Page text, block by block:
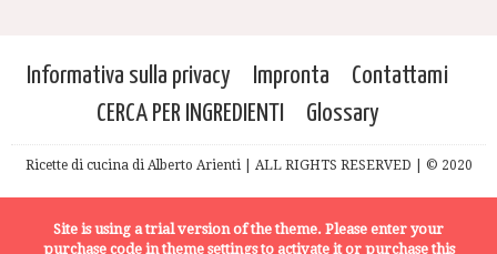
Informativa sulla privacy Impronta
Contattami
CERCA PER INGREDIENTI
Glossary
Ricette di cucina di Alberto Arienti | ALL RIGHTS RESERVED | © 2020
Site is using a trial version of the theme. Please enter your
purchase code in theme settings to activate it or purchase this